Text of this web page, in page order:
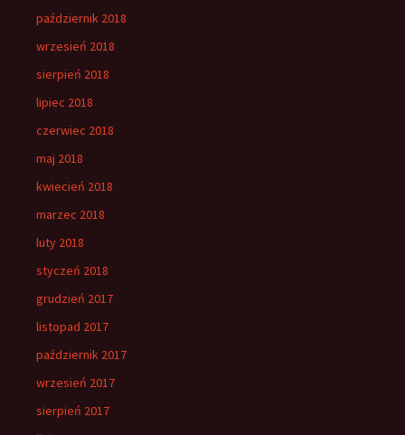
październik 2018
wrzesień 2018
sierpień 2018
lipiec 2018
czerwiec 2018
maj 2018
kwiecień 2018
marzec 2018
luty 2018
styczeń 2018
grudzień 2017
listopad 2017
październik 2017
wrzesień 2017
sierpień 2017